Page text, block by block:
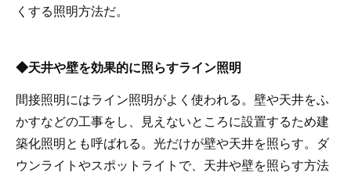
くする照明方法だ。
◆天井や壁を効果的に照らすライン照明
間接照明にはライン照明がよく使われる。壁や天井をふ
かすなどの工事をし、見えないところに設置するため建
築化照明とも呼ばれる。光だけが壁や天井を照らす。ダ
ウンライトやスポットライトで、天井や壁を照らす方法